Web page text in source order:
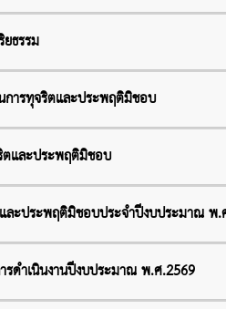
ธรรม
การทุจริตและประพฤติมิชอบ
ตและประพฤติมิชอบ
และประพฤติมิชอบประจำปีงบประมาณ พ
รดำเนินงานปีงบประมาณ พ.ศ.2569